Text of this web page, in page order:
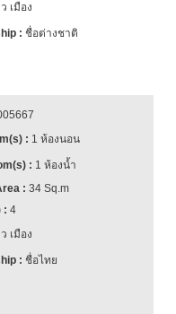
เมือง
ชื่อต่างชาติ
1 ห้องนอน
1 ห้องน้ำ
34 Sq.m
4
เมือง
ชื่อไทย